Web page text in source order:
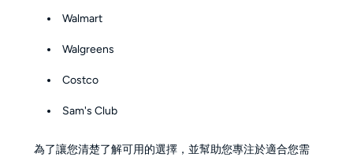
Walmart
Walgreens
Costco
Sam's Club
為了讓您清楚了解可用的選擇，並幫助您專注於適合您需